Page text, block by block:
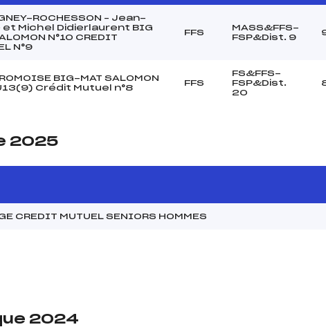
ROCHESSON – Jean-
et Michel Didierlaurent BIG
N°10 CREDIT
N°9
FFS
MASS&FFS-
FSP&Dist. 9
BIG-MAT SALOMON
Crédit Mutuel n°8
FFS
FS&FFS-
FSP&Dist.
20
2025
CREDIT MUTUEL SENIORS HOMMES
2024